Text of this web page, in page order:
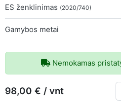
ES ženklinimas (2020/740)
Gamybos metai
Nemokamas
98,00 € / vnt